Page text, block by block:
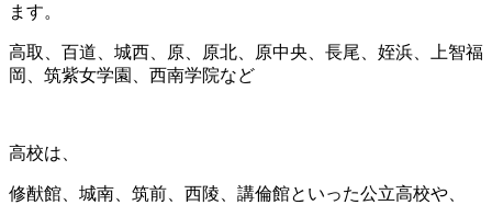
ます。
高取、百道、城西、原、原北、原中央、長尾、姪浜、上智福
岡、筑紫女学園、西南学院など
高校は、
修猷館、城南、筑前、西陵、講倫館といった公立高校や、